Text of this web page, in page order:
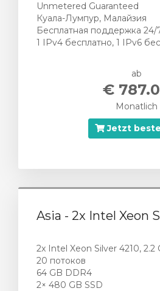
Unmetered Guaranteed
Куала-Лумпур, Малайзия
Бесплатная поддержка 24/
1 IPv4 бесплатно, 1 IPv6
ab
€
Monatlich
Jetzt
Asia - 2x Intel Xeon
2x Intel Xeon Silver 4210, 2.2
20 потоков
64 GB DDR4
2× 480 GB SSD